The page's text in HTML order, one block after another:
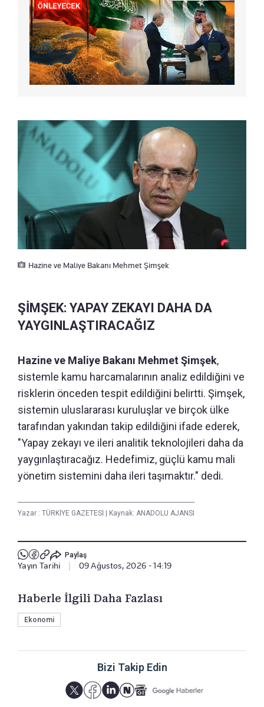
Hazine ve Maliye Bakanı Mehmet Şimşek
ŞİMŞEK: YAPAY ZEKAYI DAHA DA
YAYGINLAŞTIRACAĞIZ
Hazine ve Maliye Bakanı Mehmet Şimşek,
sistemle kamu harcamalarının analiz edildiğini ve
risklerin önceden tespit edildiğini belirtti. Şimşek,
sistemin uluslararası kuruluşlar ve birçok ülke
tarafından yakından takip edildiğini ifade ederek,
"Yapay zekayı ve ileri analitik teknolojileri daha da
yaygınlaştıracağız. Hedefimiz, güçlü kamu mali
yönetim sistemini daha ileri taşımaktır." dedi.
Yazar : TÜRKİYE GAZETESİ | Kaynak: ANADOLU AJANSI
Paylaş
Yayın Tarihi 09 Ağustos, 2026 - 14:19
Haberle İlgili Daha Fazlası
Ekonomi
Bizi Takip Edin